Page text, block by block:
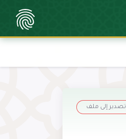
تصدير إلى ملف